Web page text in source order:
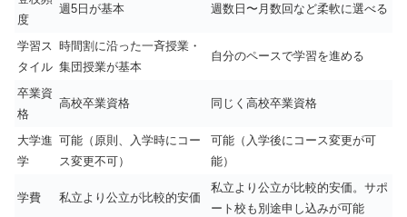
度
週5日が基本 週数日〜月数回など柔軟に選べる
学習ス
タイル
時間割に沿った一斉授業・
集団授業が基本
自分のペースで学習を進める
卒業資
格
高校卒業資格 同じく高校卒業資格
大学進
学
可能（原則、入学時にコー
ス変更不可）
可能（入学後にコース変更が可
能）
学費 私立より公立が比較的安価
私立より公立が比較的安価。サポ
ート校も別途申し込みが可能